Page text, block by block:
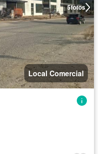
5fotos
Local Comercial